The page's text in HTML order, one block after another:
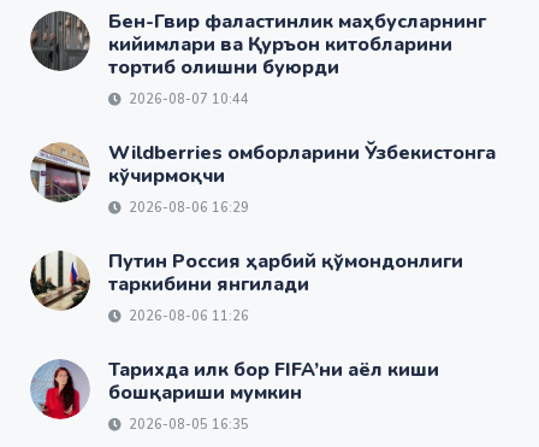
Бен-Гвир фаластинлик маҳбусларнинг
кийимлари ва Қуръон китобларини
тортиб олишни буюрди
2026-08-07 10:44
Wildberries омборларини Ўзбекистонга
кўчирмоқчи
2026-08-06 16:29
Путин Россия ҳарбий қўмондонлиги
таркибини янгилади
2026-08-06 11:26
Тарихда илк бор FIFA’ни аёл киши
бошқариши мумкин
2026-08-05 16:35